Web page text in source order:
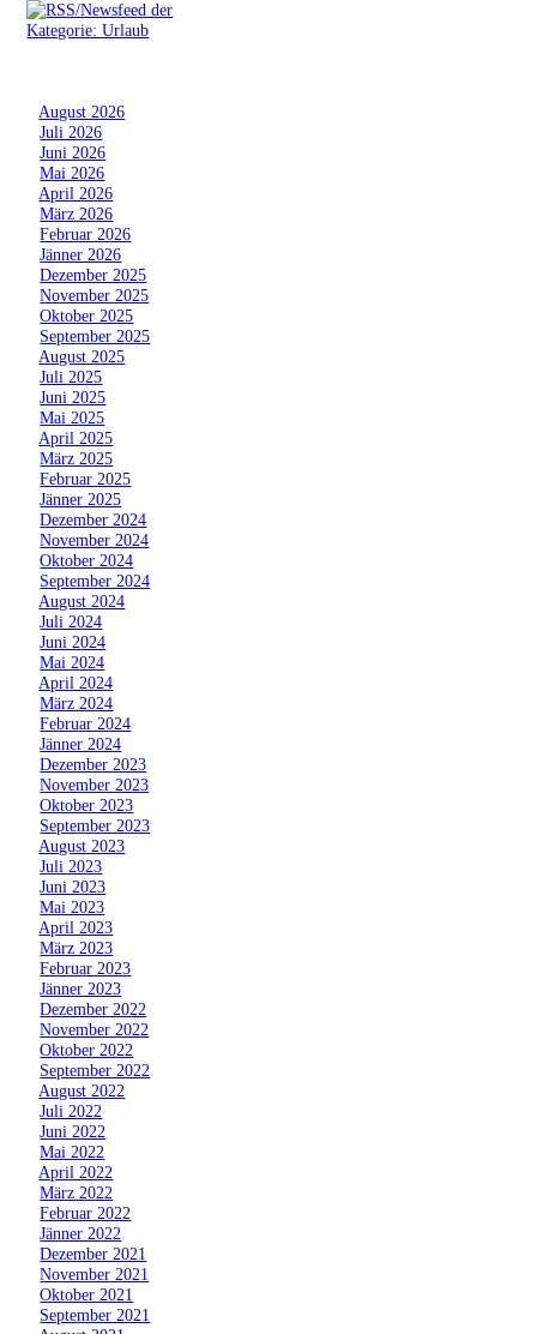
August 2026
»Juli 2026
»Juni 2026
»Mai 2026
April 2026
»März 2026
»Februar 2026
»Jänner 2026
»Dezember 2025
»November 2025
»Oktober 2025
September 2025
August 2025
»Juli 2025
»Juni 2025
»Mai 2025
April 2025
»März 2025
»Februar 2025
»Jänner 2025
»Dezember 2024
»November 2024
»Oktober 2024
September 2024
August 2024
»Juli 2024
»Juni 2024
»Mai 2024
April 2024
»März 2024
»Februar 2024
»Jänner 2024
»Dezember 2023
»November 2023
»Oktober 2023
September 2023
August 2023
»Juli 2023
»Juni 2023
»Mai 2023
April 2023
»März 2023
»Februar 2023
»Jänner 2023
»Dezember 2022
»November 2022
»Oktober 2022
September 2022
August 2022
»Juli 2022
»Juni 2022
»Mai 2022
April 2022
»März 2022
»Februar 2022
»Jänner 2022
»Dezember 2021
»November 2021
»Oktober 2021
September 2021